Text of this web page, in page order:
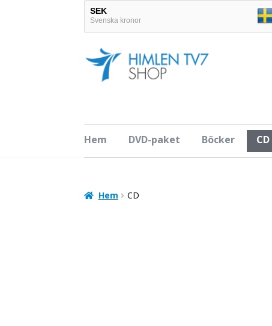
SEK
Svenska kronor
Euro
Hoppa
till
navigering
Hoppa
till
innehåll
Hem DVD-paket Böcker CD
Hem CD